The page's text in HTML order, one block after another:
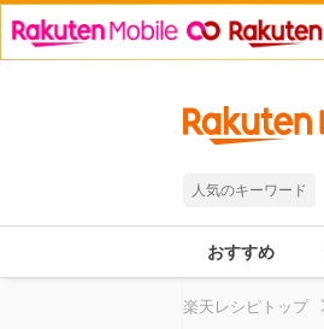
人気のキーワード
おすすめ
楽天レシピトップ